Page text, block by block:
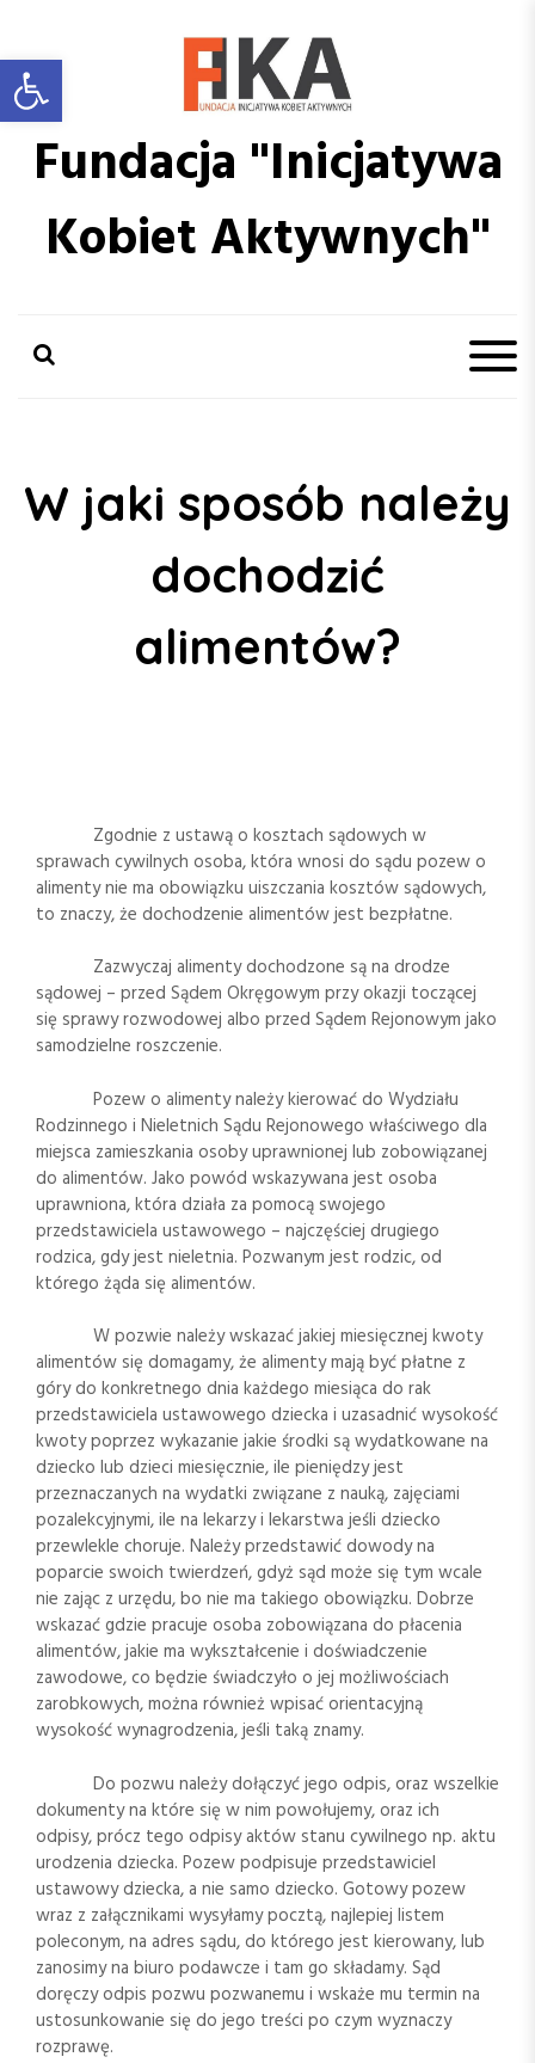
Otwórz pasek narzędzi
i
t
Fundacja "Inicjatywa
Kobiet Aktywnych"
W jaki sposób należy
dochodzić
alimentów?
Zgodnie z ustawą o kosztach sądowych w
sprawach cywilnych osoba, która wnosi do sądu pozew o
alimenty nie ma obowiązku uiszczania kosztów sądowych,
to znaczy, że dochodzenie alimentów jest bezpłatne.
Zazwyczaj alimenty dochodzone są na drodze
sądowej – przed Sądem Okręgowym przy okazji toczącej
się sprawy rozwodowej albo przed Sądem Rejonowym jako
samodzielne roszczenie.
Pozew o alimenty należy kierować do Wydziału
Rodzinnego i Nieletnich Sądu Rejonowego właściwego dla
miejsca zamieszkania osoby uprawnionej lub zobowiązanej
do alimentów. Jako powód wskazywana jest osoba
uprawniona, która działa za pomocą swojego
przedstawiciela ustawowego – najczęściej drugiego
rodzica, gdy jest nieletnia. Pozwanym jest rodzic, od
którego żąda się alimentów.
W pozwie należy wskazać jakiej miesięcznej kwoty
alimentów się domagamy, że alimenty mają być płatne z
góry do konkretnego dnia każdego miesiąca do rak
przedstawiciela ustawowego dziecka i uzasadnić wysokość
kwoty poprzez wykazanie jakie środki są wydatkowane na
dziecko lub dzieci miesięcznie, ile pieniędzy jest
przeznaczanych na wydatki związane z nauką, zajęciami
pozalekcyjnymi, ile na lekarzy i lekarstwa jeśli dziecko
przewlekle choruje. Należy przedstawić dowody na
poparcie swoich twierdzeń, gdyż sąd może się tym wcale
nie zając z urzędu, bo nie ma takiego obowiązku. Dobrze
wskazać gdzie pracuje osoba zobowiązana do płacenia
alimentów, jakie ma wykształcenie i doświadczenie
zawodowe, co będzie świadczyło o jej możliwościach
zarobkowych, można również wpisać orientacyjną
wysokość wynagrodzenia, jeśli taką znamy.
Do pozwu należy dołączyć jego odpis, oraz wszelkie
dokumenty na które się w nim powołujemy, oraz ich
odpisy, prócz tego odpisy aktów stanu cywilnego np. aktu
urodzenia dziecka. Pozew podpisuje przedstawiciel
ustawowy dziecka, a nie samo dziecko. Gotowy pozew
wraz z załącznikami wysyłamy pocztą, najlepiej listem
poleconym, na adres sądu, do którego jest kierowany, lub
zanosimy na biuro podawcze i tam go składamy. Sąd
doręczy odpis pozwu pozwanemu i wskaże mu termin na
ustosunkowanie się do jego treści po czym wyznaczy
rozprawę.